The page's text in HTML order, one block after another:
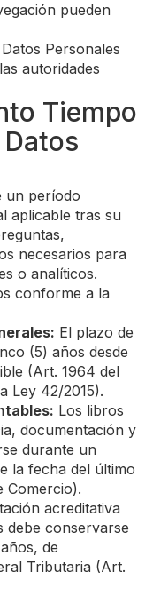
pueden
Personales
autoridades
Tiempo
un período
aplicable tras su
necesarios para
o analíticos.
conforme a la
El plazo de
(5) años desde
(Art. 1964 del
Ley 42/2015).
Los libros
documentación y
durante un
la fecha del último
Comercio).
acreditativa
debe conservarse
de
Tributaria (Art.